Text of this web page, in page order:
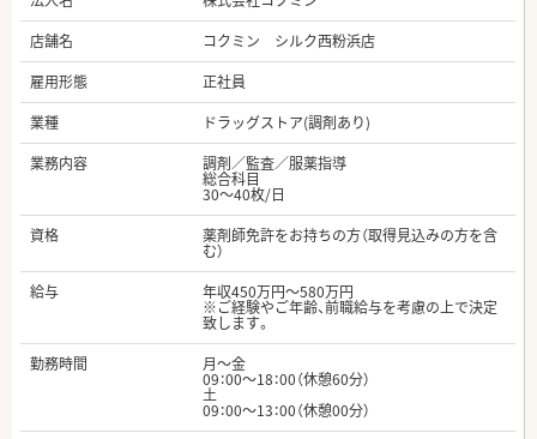
店舗名
コクミン シルク西粉浜店
雇用形態
正社員
業種
ドラッグストア(調剤あり)
業務内容
調剤／監査／服薬指導
総合科目
30～40枚/日
資格
薬剤師免許をお持ちの方（取得見込みの方を含
む）
給与
年収450万円～580万円
※ご経験やご年齢、前職給与を考慮の上で決定
致します。
勤務時間
月～金
09：00～18：00（休憩60分）
土
09：00～13：00（休憩00分）